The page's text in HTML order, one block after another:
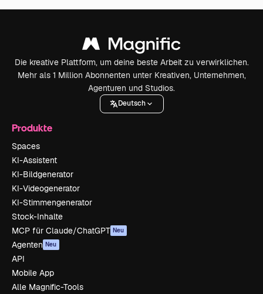
Die kreative Plattform, um deine beste Arbeit zu verwirklichen.
Mehr als 1 Million Abonnenten unter Kreativen, Unternehmen,
Agenturen und Studios.
Deutsch
Produkte
Spaces
KI-Assistent
KI-Bildgenerator
KI-Videogenerator
KI-Stimmengenerator
Stock-Inhalte
MCP für Claude/ChatGPT Neu
Agenten Neu
API
Mobile App
Alle Magnific-Tools